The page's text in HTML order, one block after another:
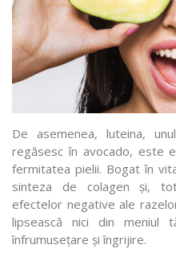
De asemenea, luteina,
regăsesc în avocado, este
fermitatea pielii. Bogat în
sinteza de colagen și,
efectelor negative ale
lipsească nici din meniul
înfrumusețare și îngrijire.